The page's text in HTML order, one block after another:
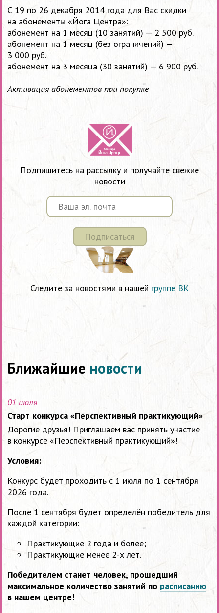
С 19 по 26 декабря 2014 года для Вас скидки
на абонементы «Йога Центра»:
абонемент на 1 месяц (10 занятий) — 2 500 руб.
абонемент на 1 месяц (без ограничений) —
3 000 руб.
абонемент на 3 месяца (30 занятий) — 6 900 руб.
Активация абонементов при покупке
Подпишитесь на рассылку и получайте свежие
новости
Подписаться
Следите за новостями в нашей группе ВК
Ближайшие новости
01 июля
Старт конкурса «Перспективный практикующий»
Дорогие друзья! Приглашаем вас принять участие
в конкурсе «Перспективный практикующий»!
Условия:
Конкурс будет проходить с 1 июля по 1 сентября
2026 года.
После 1 сентября будет определён победитель для
каждой категории:
Практикующие 2 года и более;
Практикующие менее 2-х лет.
Победителем станет человек, прошедший
максимальное количество занятий по расписанию
в нашем центре!